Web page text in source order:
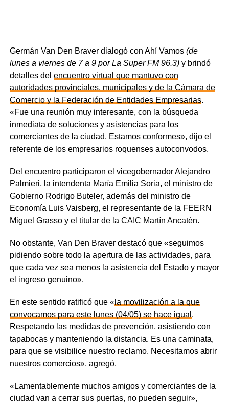
Germán Van Den Braver dialogó con Ahí Vamos (de
lunes a viernes de 7 a 9 por La Super FM 96.3)y brindó
detalles del encuentro virtual que mantuvo con
autoridades provinciales, municipales y de la Cámara de
Comercio y la Federación de Entidades Empresarias.
«Fue una reunión muy interesante, con la búsqueda
inmediata de soluciones y asistencias para los
comerciantes de la ciudad. Estamos conformes», dijo el
referente de los empresarios roquenses autoconvodos.
Del encuentro participaron el vicegobernador Alejandro
Palmieri, la intendenta María Emilia Soria, el ministro de
Gobierno Rodrigo Buteler, además del ministro de
Economía Luis Vaisberg, el representante de la FEERN
Miguel Grasso y el titular de la CAIC Martín Ancatén.
No obstante, Van Den Braver destacó que «seguimos
pidiendo sobre todo la apertura de las actividades, para
que cada vez sea menos la asistencia del Estado y mayor
el ingreso genuino».
En este sentido ratificó que «la movilización a la que
convocamos para este lunes (04/05) se hace igual .
Respetando las medidas de prevención, asistiendo con
tapabocas y manteniendo la distancia. Es una caminata,
para que se visibilice nuestro reclamo. Necesitamos abrir
nuestros comercios», agregó.
«Lamentablemente muchos amigos y comerciantes de la
ciudad van a cerrar sus puertas, no pueden seguir»,